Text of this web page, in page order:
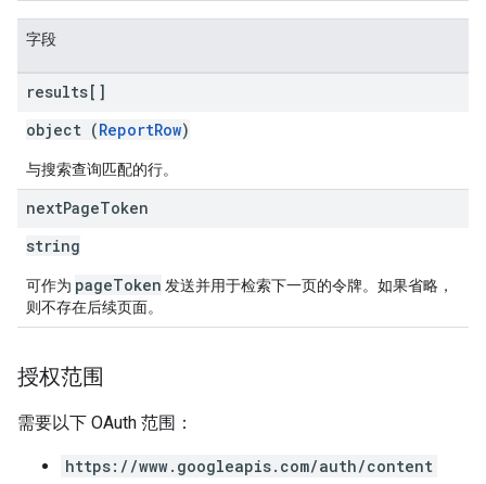
字段
results[]
object (ReportRow)
与搜索查询匹配的行。
nextPageToken
string
可作为 pageToken 发送并用于检索下一页的令牌。如果省略，
则不存在后续页面。
授权范围
需要以下 OAuth 范围：
https://www.googleapis.com/auth/content